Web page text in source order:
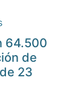
64.500
de
23